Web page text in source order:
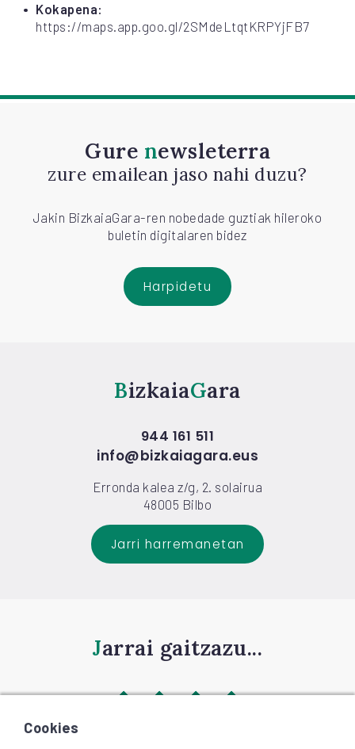
Kokapena:
https://maps.app.goo.gl/2SMdeLtqtKRPYjFB7
Gure newsleterra
zure emailean jaso nahi duzu?
Jakin BizkaiaGara-ren nobedade guztiak hileroko
buletin digitalaren bidez
Harpidetu
Bizkaia Gara
944 161 511
info@bizkaiagara.eus
Erronda kalea z/g, 2. solairua
48005 Bilbo
Jarri harremanetan
Jarrai gaitzazu...
Cookies